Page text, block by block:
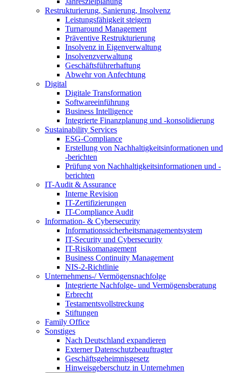
Restrukturierung, Sanierung, Insolvenz
Leistungsfähigkeit steigern
Turnaround Management
Präventive Restrukturierung
Insolvenz in Eigenverwaltung
Insolvenzverwaltung
Geschäftsführerhaftung
Abwehr von Anfechtung
Digital
Digitale Transformation
Softwareeinführung
Business Intelligence
Integrierte Finanzplanung und -konsolidierung
Sustainability Services
ESG-Compliance
Erstellung von Nachhaltigkeitsinformationen und
-berichten
Prüfung von Nachhaltigkeitsinformationen und -
berichten
IT-Audit & Assurance
Interne Revision
IT-Zertifizierungen
IT-Compliance Audit
Information- & Cybersecurity
Informationssicherheitsmanagementsystem
IT-Security und Cybersecurity
IT-Risikomanagement
Business Continuity Management
NIS-2-Richtlinie
Unternehmens-/Vermögensnachfolge
Integrierte Nachfolge- und Vermögensberatung
Erbrecht
Testamentsvollstreckung
Stiftungen
Family Office
Sonstiges
Nach Deutschland expandieren
Externer Datenschutzbeauftragter
Geschäftsgeheimnisgesetz
Hinweisgeberschutz in Unternehmen